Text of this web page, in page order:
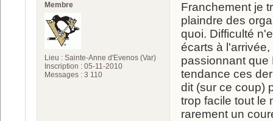
Membre
Lieu : Sainte-Anne d'Evenos (Var)
Inscription : 05-11-2010
Messages : 3 110
Franchement je
plaindre des
quoi. Difficulté
écarts à
passionnant que
tendance ces
dit (sur ce coup)
trop facile tout le
rarement un